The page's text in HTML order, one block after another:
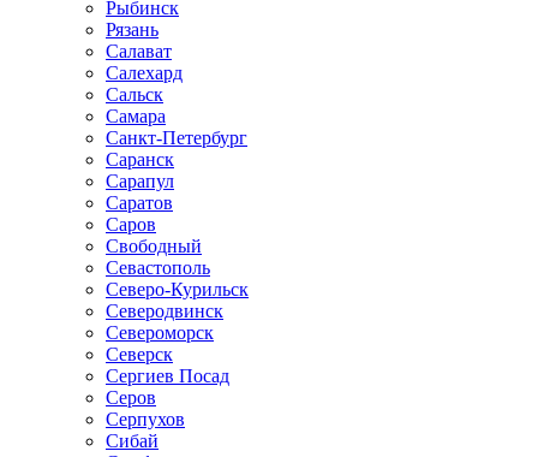
Рыбинск
Рязань
Салават
Салехард
Сальск
Самара
Санкт-Петербург
Саранск
Сарапул
Саратов
Саров
Свободный
Севастополь
Северо-Курильск
Северодвинск
Североморск
Северск
Сергиев Посад
Серов
Серпухов
Сибай